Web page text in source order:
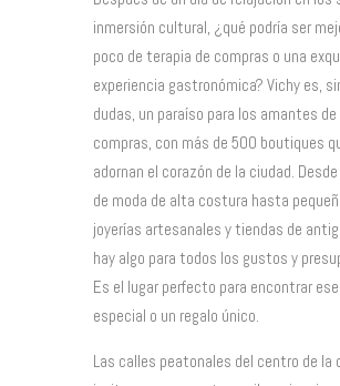
inmersión cultural, ¿qué podría ser
poco de terapia de compras o una
experiencia gastronómica? Vichy es,
dudas, un paraíso para los amantes de
compras, con más de 500 boutiques
adornan el corazón de la ciudad.
de moda de alta costura hasta
joyerías artesanales y tiendas de
hay algo para todos los gustos y
Es el lugar perfecto para encontrar
especial o un regalo único.
Las calles peatonales del centro de la